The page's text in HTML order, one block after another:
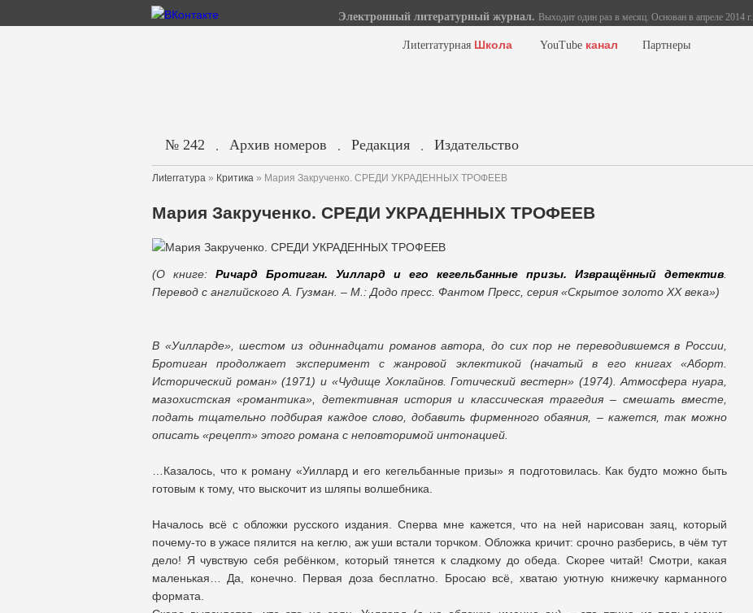
Электронный литературный журнал. Выходит один раз в месяц. Основан в апреле 2014 г.
Лиterraтурная Школа YouTube канал Партнеры
№ 242 . Архив номеров . Редакция . Издательство
Лиterraтура » Критика » Мария Закрученко. СРЕДИ УКРАДЕННЫХ ТРОФЕЕВ
Мария Закрученко. СРЕДИ УКРАДЕННЫХ ТРОФЕЕВ
(О книге:Ричард Бротиган. Уиллард и его кегельбанные призы. Извращённый детектив
Перевод с английского А. Гузман. – М.: Додо пресс. Фантом Пресс, серия «Скрытое золото ХХ века»)
В «Уилларде», шестом из одиннадцати романов автора, до сих пор не переводившемся в России,
Бротиган продолжает эксперимент с жанровой эклектикой (начатый в его книгах «Аборт.
Исторический роман» (1971) и «Чудище Хоклайнов. Готический вестерн» (1974). Атмосфера нуара,
мазохистская «романтика», детективная история и классическая трагедия – смешать вместе,
подать тщательно подбирая каждое слово, добавить фирменного обаяния, – кажется, так можно
описать «рецепт» этого романа с неповторимой интонацией.
…Казалось, что к роману «Уиллард и его кегельбанные призы» я подготовилась. Как будто можно быть
готовым к тому, что выскочит из шляпы волшебника.
Началось всё с обложки русского издания. Сперва мне кажется, что на ней нарисован заяц, который
почему-то в ужасе пялится на кеглю, аж уши встали торчком. Обложка кричит: срочно разберись, в чём тут
дело! Я чувствую себя ребёнком, который тянется к сладкому до обеда. Скорее читай! Смотри, какая
маленькая… Да, конечно. Первая доза бесплатно. Бросаю всё, хватаю уютную книжечку карманного
формата.